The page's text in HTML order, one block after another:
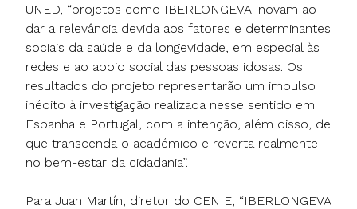
UNED, “projetos como IBERLONGEVA inovam ao
dar a relevância devida aos fatores e determinantes
sociais da saúde e da longevidade, em especial às
redes e ao apoio social das pessoas idosas. Os
resultados do projeto representarão um impulso
inédito à investigação realizada nesse sentido em
Espanha e Portugal, com a intenção, além disso, de
que transcenda o académico e reverta realmente
no bem-estar da cidadania”.
Para Juan Martín, diretor do CENIE, “IBERLONGEVA